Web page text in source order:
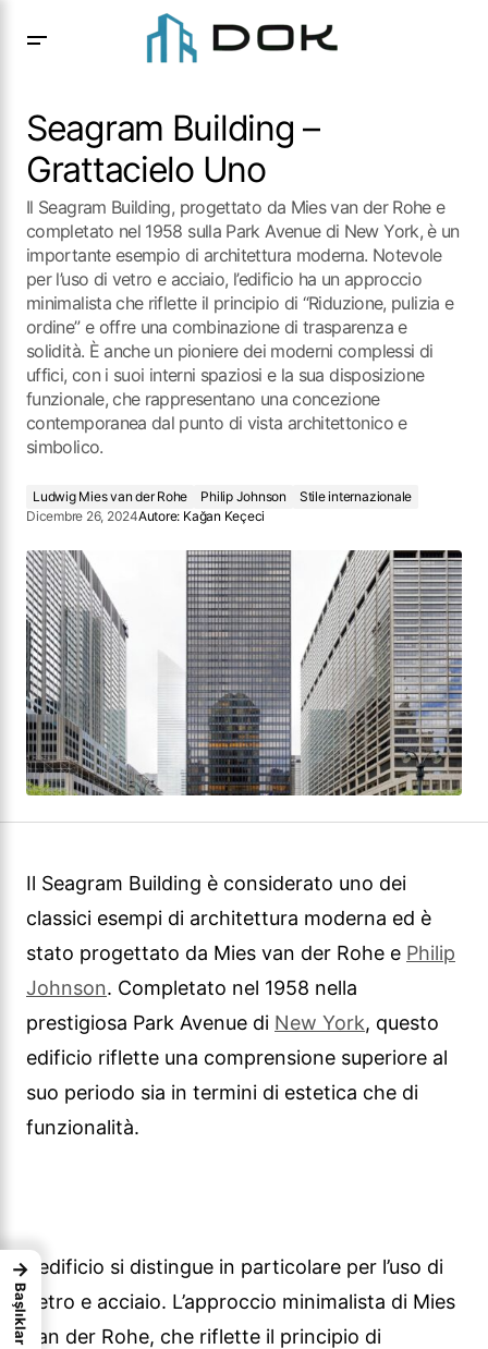
Seagram Building –
Grattacielo Uno
Il Seagram Building, progettato da Mies van der Rohe e
completato nel 1958 sulla Park Avenue di New York, è un
importante esempio di architettura moderna. Notevole
per l’uso di vetro e acciaio, l’edificio ha un approccio
minimalista che riflette il principio di “Riduzione, pulizia e
ordine” e offre una combinazione di trasparenza e
solidità. È anche un pioniere dei moderni complessi di
uffici, con i suoi interni spaziosi e la sua disposizione
funzionale, che rappresentano una concezione
contemporanea dal punto di vista architettonico e
simbolico.
Ludwig Mies van der Rohe Philip Johnson
Stile internazionale
Dicembre 26, 2024Autore: Kağan Keçeci
Il Seagram Building è considerato uno dei
classici esempi di architettura moderna ed è
stato progettato da Mies van der Rohe e Philip
Johnson. Completato nel 1958 nella
prestigiosa Park Avenue di New York, questo
edificio riflette una comprensione superiore al
suo periodo sia in termini di estetica che di
funzionalità.
L’edificio si distingue in particolare per l’uso di
vetro e acciaio. L’approccio minimalista di Mies
van der Rohe, che riflette il principio di
→
Başlıklar